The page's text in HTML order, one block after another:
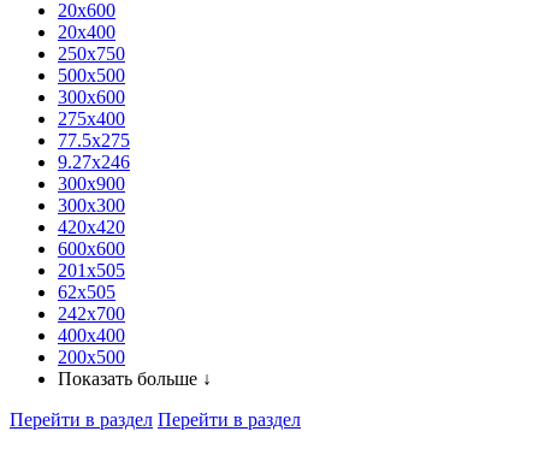
20х600
20х400
250x750
500x500
300x600
275x400
77.5х275
9.27x246
300x900
300x300
420х420
600х600
201х505
62х505
242х700
400х400
200х500
Показать больше ↓
Перейти в раздел Перейти в раздел